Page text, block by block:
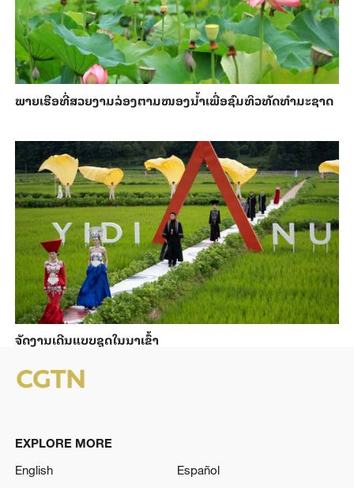
ພາຍ​ເຮືອທີ່​ສວຍ​ງາມ​ລ່ອງ​ຕາມ​​ໜອງນ້ຳ​​ເພື່ອ​ຊົມ​ທິວ​ທັດ​ທຳ​ມະ​ຊາດ
ຈັດງານເດີນແບບຊຸດໃນນາເຂົ້າ
EXPLORE MORE
English
Español